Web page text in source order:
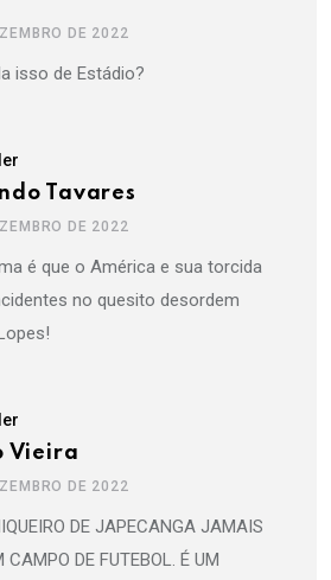
DE 2022
isso de Estádio?
Tavares
DE 2022
é que o América e sua torcida
no quesito desordem
Vieira
DE 2022
DE JAPECANGA JAMAIS
CAMPO DE FUTEBOL. É UM